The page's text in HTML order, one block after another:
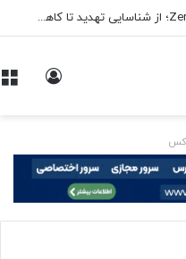
روش‌های جلوگیری از حملات Zero-Day؛ از شناسایی تهدید تا کاهش ریسک